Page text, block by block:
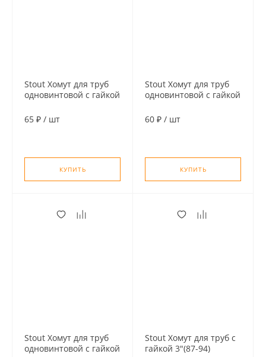
Stout Хомут для труб
одновинтовой с гайкой
65 ₽ / шт
КУПИТЬ
Stout Хомут для труб
одновинтовой с гайкой
60 ₽ / шт
КУПИТЬ
Stout Хомут для труб
одновинтовой с гайкой
Stout Хомут для труб с
гайкой 3"(87-94)